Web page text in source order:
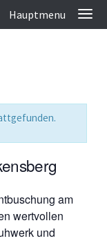
am
wertvollen
und